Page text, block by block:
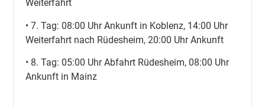
Weiterfahrt
• 7. Tag: 08:00 Uhr Ankunft in Koblenz, 14:00 Uhr
Weiterfahrt nach Rüdesheim, 20:00 Uhr Ankunft
• 8. Tag: 05:00 Uhr Abfahrt Rüdesheim, 08:00 Uhr
Ankunft in Mainz